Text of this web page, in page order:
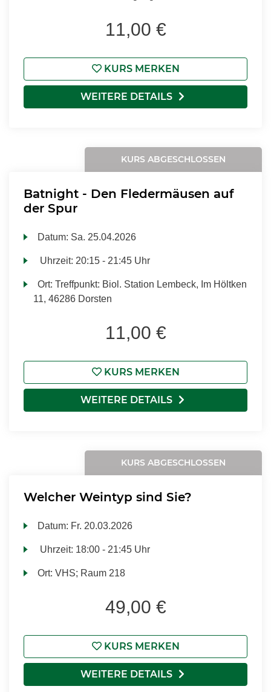
11,00 €
KURS MERKEN
WEITERE DETAILS
KURS ABGESCHLOSSEN
Batnight - Den Fledermäusen auf
der Spur
Datum: Sa. 25.04.2026
Uhrzeit: 20:15 - 21:45 Uhr
Ort:Treffpunkt: Biol. Station Lembeck, Im Höltken
11, 46286 Dorsten
11,00 €
KURS MERKEN
WEITERE DETAILS
KURS ABGESCHLOSSEN
Welcher Weintyp sind Sie?
Datum: Fr. 20.03.2026
Uhrzeit: 18:00 - 21:45 Uhr
Ort:VHS; Raum 218
49,00 €
KURS MERKEN
WEITERE DETAILS